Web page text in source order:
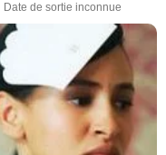
Date de sortie inconnue